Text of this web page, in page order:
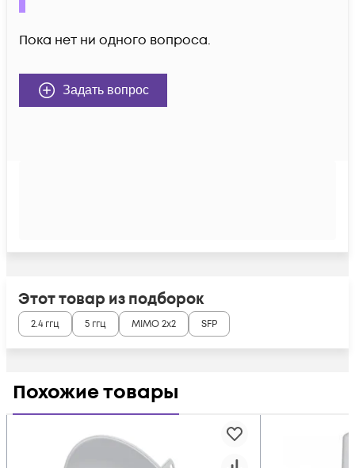
Пока нет ни одного вопроса.
Задать вопрос
Этот товар из подборок
2.4 ггц 5 ггц MIMO 2x2 SFP
Похожие товары